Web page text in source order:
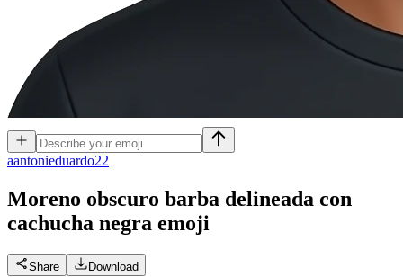
aantonieduardo22
Moreno obscuro barba delineada con
cachucha negra emoji
Share Download